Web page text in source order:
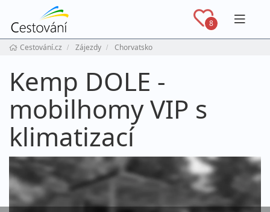
8
Cestování.cz Zájezdy Chorvatsko
Kemp DOLE -
mobilhomy VIP s
klimatizací